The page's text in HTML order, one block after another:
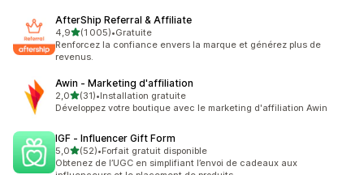
AfterShip Referral & Affiliate
4,9étoile(s) sur 5
(1 005)
1005 avis au total
•Gratuite
Renforcez la confiance envers la marque et générez plus de
revenus.
Awin ‑ Marketing d'affiliation
2,0étoile(s) sur 5
(31)
31 avis au total
•Installation gratuite
Développez votre boutique avec le marketing d'affiliation Awin
IGF ‑ Influencer Gift Form
5,0étoile(s) sur 5
(52)
52 avis au total
•Forfait gratuit disponible
Obtenez de l’UGC en simplifiant l’envoi de cadeaux aux